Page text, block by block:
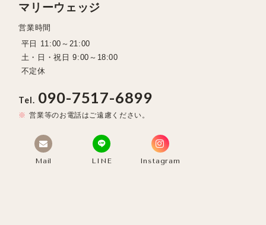
マリーウェッジ
営業時間
平日 11:00～21:00
土・日・祝日 9:00～18:00
不定休
Tel. 090-7517-6899
営業等のお電話はご遠慮ください。
Mail LINE Instagram